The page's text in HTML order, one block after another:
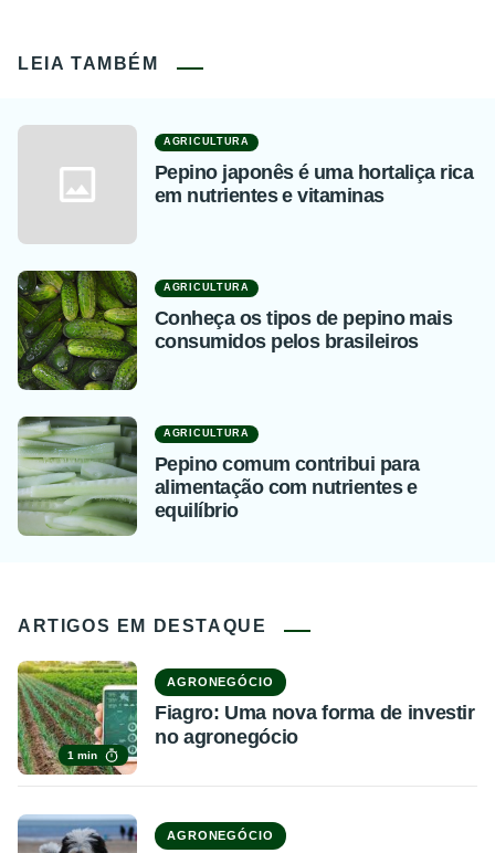
LEIA TAMBÉM
AGRICULTURA
Pepino japonês é uma hortaliça rica
em nutrientes e vitaminas
AGRICULTURA
Conheça os tipos de pepino mais
consumidos pelos brasileiros
AGRICULTURA
Pepino comum contribui para
alimentação com nutrientes e
equilíbrio
ARTIGOS EM DESTAQUE
1 min
AGRONEGÓCIO
Fiagro: Uma nova forma de investir
no agronegócio
AGRONEGÓCIO